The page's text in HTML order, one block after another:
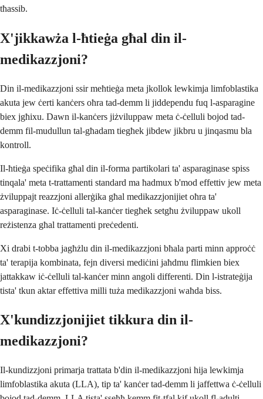
tħassib.
X'jikkawża l-ħtieġa għal din il-
medikazzjoni?
Din il-medikazzjoni ssir meħtieġa meta jkollok lewkimja limfoblastika
akuta jew ċerti kanċers oħra tad-demm li jiddependu fuq l-asparagine
biex jgħixu. Dawn il-kanċers jiżviluppaw meta ċ-ċelluli bojod tad-
demm fil-mudullun tal-għadam tiegħek jibdew jikbru u jinqasmu bla
kontroll.
Il-ħtieġa speċifika għal din il-forma partikolari ta' asparaginase spiss
tinqala' meta t-trattamenti standard ma ħadmux b'mod effettiv jew meta
żviluppajt reazzjoni allerġika għal medikazzjonijiet oħra ta'
asparaginase. Iċ-ċelluli tal-kanċer tiegħek setgħu żviluppaw ukoll
reżistenza għal trattamenti preċedenti.
Xi drabi t-tobba jagħżlu din il-medikazzjoni bħala parti minn approċċ
ta' terapija kombinata, fejn diversi mediċini jaħdmu flimkien biex
jattakkaw iċ-ċelluli tal-kanċer minn angoli differenti. Din l-istrateġija
tista' tkun aktar effettiva milli tuża medikazzjoni waħda biss.
X'kundizzjonijiet tikkura din il-
medikazzjoni?
Il-kundizzjoni primarja trattata b'din il-medikazzjoni hija lewkimja
limfoblastika akuta (LLA), tip ta' kanċer tad-demm li jaffettwa ċ-ċelluli